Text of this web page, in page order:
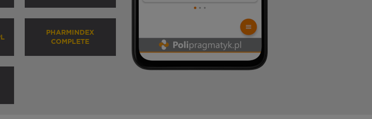
PHARMINDEX
COMPLETE